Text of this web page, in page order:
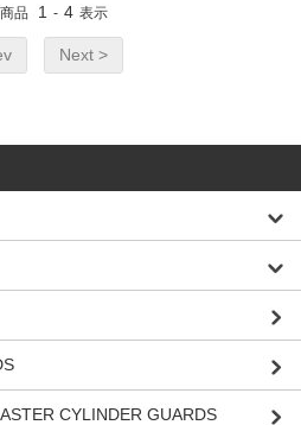
商品 1 - 4 表示
Next >
CYLINDER GUARDS